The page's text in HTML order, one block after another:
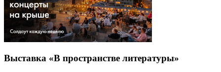
Выставка «В пространстве литературы»